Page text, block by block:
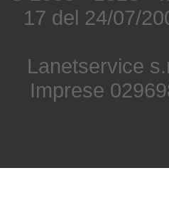
17 del 24/07/
Lanetservice
Imprese